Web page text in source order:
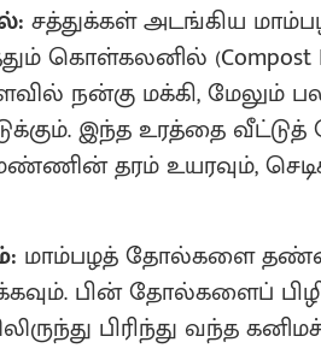
சத்துக்கள் அடங்கிய
கொள்கலனில் (Compost
நன்கு மக்கி, மேலும்
இந்த உரத்தை வீட்டுத்
தரம் உயரவும்,
மாம்பழத் தோல்களை
பின் தோல்களைப்
பிரிந்து வந்த